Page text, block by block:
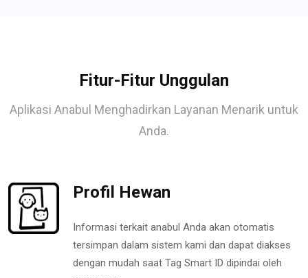
Fitur-Fitur Unggulan
Aplikasi Anabul Menghadirkan Layanan Menarik untuk
Anda.
Profil Hewan
Informasi terkait anabul Anda akan otomatis
tersimpan dalam sistem kami dan dapat diakses
dengan mudah saat Tag Smart ID dipindai oleh